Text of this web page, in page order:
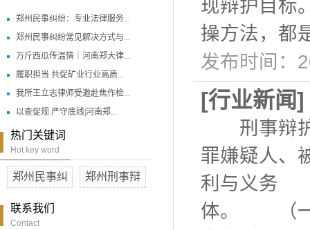
郑州民事纠纷：专业法律服务...
郑州民事纠纷常见解决方式与...
万斤西瓜传温情｜河南郑大律...
履职担当 共促矿业行业高质...
我所王立志律师受邀赴焦作检...
以查促规 严守底线|河南郑...
热门关键词
Hot key word
郑州民事纠 郑州刑事辩
联系我们
Contact
现辩护目标
操方法，都
发布时间：
[行业新闻]
刑事辩护
罪嫌疑人、
利与义务
体。 （一